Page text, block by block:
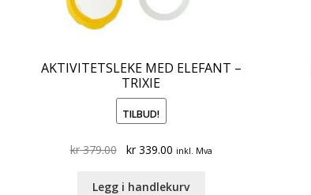
AKTIVITETSLEKE MED ELEFANT –
TRIXIE
TILBUD!
kr379.00
Original
was:
kr339.00 Current
is:
inkl. Mva
Legg i handlekurv